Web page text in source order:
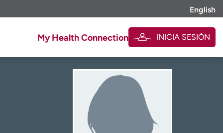
English
My Health Connection INICIA SESIÓN